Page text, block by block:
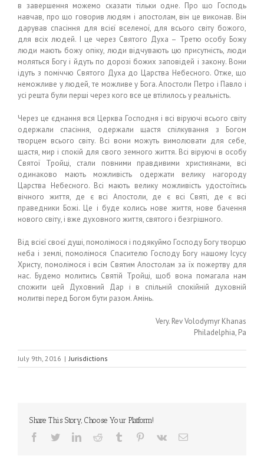
в завершення можемо сказати тільки одне. Про що Господь
навчав, про що говорив людям і апостолам, він це виконав. Він
дарував спасіння для всієї вселеної, для всього світу божого,
для всіх людей. І це через Святого Духа – Третю особу Божу
люди мають божу опіку, люди відчувають цю присутність, люди
моляться Богу і йдуть по дорозі божих заповідей і закону. Вони
ідуть з поміччю Святого Духа до Царства Небесного. Отже, що
неможливе у людей, те можливе у Бога. Апостоли Петро і Павло і
усі решта були перші через кого все це втілилось у реальність.
Через це єднання вся Церква Господня і всі віруючі всього світу
одержали спасіння, одержали щастя спілкування з Богом
творцем всього світу. Всі вони можуть вимолювати для себе,
щастя, мир і спокій для свого земного життя. Всі віруючі в особу
Святої Тройці, стали повними правдивими християнами, всі
одинаково мають можливість одержати велику нагороду
Царства Небесного. Всі мають велику можливість удостоїтись
вічного життя, де є всі Апостоли, де є всі Святі, де є всі
праведники Божі. Це і буде колись нове життя, нове бачення
нового світу, і вже духовного життя, святого і безгрішного.
Від всієї своєї душі, помолімося і подякуймо Господу Богу творцю
неба і землі, помолімося Спасителю Господу Богу нашому Ісусу
Христу, помолімося і всім Святим Апостолам за їх пожертву для
нас. Будемо молитись Святій Тройці, щоб вона помагала нам
спожити цей Духовний Дар і в спільній спокійній духовній
молитві перед Богом бути разом. Амінь.
Very. Rev Volodymyr Khanas
Philadelphia, Pa
July 9th, 2016 | Jurisdictions
Share This Story, Choose Your Platform!
Facebook
TwitterLinkedInReddit Tumblr Pinterest
Vk Email